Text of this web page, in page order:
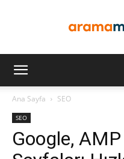
Ana Sayfa SEO
SEO
Google,